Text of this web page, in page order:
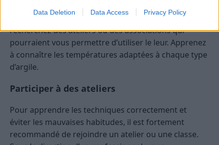
Data Deletion Data Access Privacy Policy
Lorsque vos pièces sont complètement sèches, il est
temps de les cuire. Si vous n’avez pas de four,
recherchez des ateliers ou des associations qui
pourraient vous permettre d’utiliser le leur. Apprenez
à connaître les températures adaptées à chaque type
d’argile.
Participer à des ateliers
Pour apprendre les techniques correctement et
éviter les mauvaises habitudes, il est fortement
recommandé de rejoindre un atelier ou une classe.